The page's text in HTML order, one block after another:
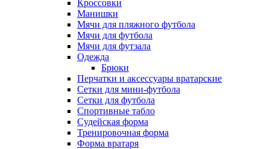
Кроссовки
Манишки
Мячи для пляжного футбола
Мячи для футбола
Мячи для футзала
Одежда
Брюки
Перчатки и аксессуары вратарские
Сетки для мини-футбола
Сетки для футбола
Спортивные табло
Судейская форма
Тренировочная форма
Форма вратаря